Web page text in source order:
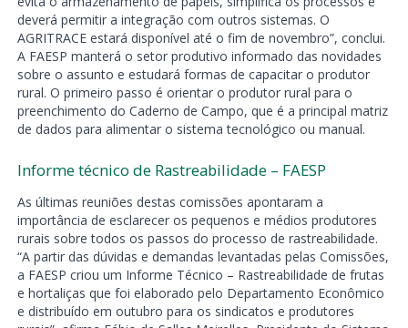
deverá permitir a integração com outros sistemas. O
AGRITRACE estará disponível até o fim de novembro”, conclui.
A FAESP manterá o setor produtivo informado das novidades
sobre o assunto e estudará formas de capacitar o produtor
rural. O primeiro passo é orientar o produtor rural para o
preenchimento do Caderno de Campo, que é a principal matriz
de dados para alimentar o sistema tecnológico ou manual.
Informe técnico de Rastreabilidade – FAESP
As últimas reuniões destas comissões apontaram a
importância de esclarecer os pequenos e médios produtores
rurais sobre todos os passos do processo de rastreabilidade.
“A partir das dúvidas e demandas levantadas pelas Comissões,
a FAESP criou um Informe Técnico – Rastreabilidade de frutas
e hortaliças que foi elaborado pelo Departamento Econômico
e distribuído em outubro para os sindicatos e produtores